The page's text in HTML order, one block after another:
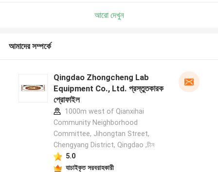
আরো দেখুন
আমাদের সম্পর্কে
Qingdao Zhongcheng Lab
Equipment Co., Ltd. প্রস্তুতকারক
প্রোফাইল
1000m west of Qianxihai
Community Neighborhood
Committee, Jihongtan Street,
Chengyang District, Qingdao ,চীন
5.0
যাচাইকৃত সরবরাহকারী